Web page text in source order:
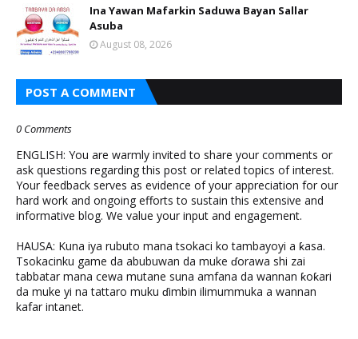
Ina Yawan Mafarkin Saduwa Bayan Sallar
Asuba
August 08, 2026
POST A COMMENT
0 Comments
ENGLISH: You are warmly invited to share your comments or
ask questions regarding this post or related topics of interest.
Your feedback serves as evidence of your appreciation for our
hard work and ongoing efforts to sustain this extensive and
informative blog. We value your input and engagement.
HAUSA: Kuna iya rubuto mana tsokaci ko tambayoyi a ƙasa.
Tsokacinku game da abubuwan da muke ɗorawa shi zai
tabbatar mana cewa mutane suna amfana da wannan ƙoƙari
da muke yi na tattaro muku ɗimbin ilimummuka a wannan
kafar intanet.